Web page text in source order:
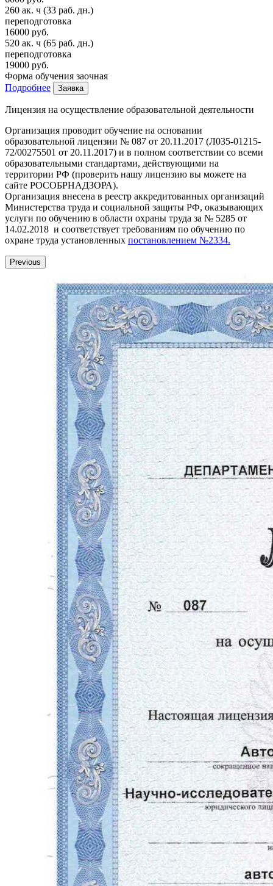
260 ак. ч (33 раб. дн.)
переподготовка
16000 руб.
520 ак. ч (65 раб. дн.)
переподготовка
19000 руб.
Форма обучения заочная
Подробнее
Заявка
Лицензия на осуществление образовательной деятельности
Организация проводит обучение на основании
образовательной лицензии № 087 от 20.11.2017 (Л035-01215-
72/00275501 от 20.11.2017) и в полном соответствии со всеми
образовательными стандартами, действующими на
территории РФ (проверить нашу лицензию вы можете на
сайте РОСОБРНАДЗОРА).
Организация внесена в реестр аккредитованных организаций
Министерства труда и социальной защиты РФ, оказывающих
услуги по обучению в области охраны труда за № 5285 от
14.02.2018 и соответствует требованиям по обучению по
охране труда установленных постановлением №2334.
Previous